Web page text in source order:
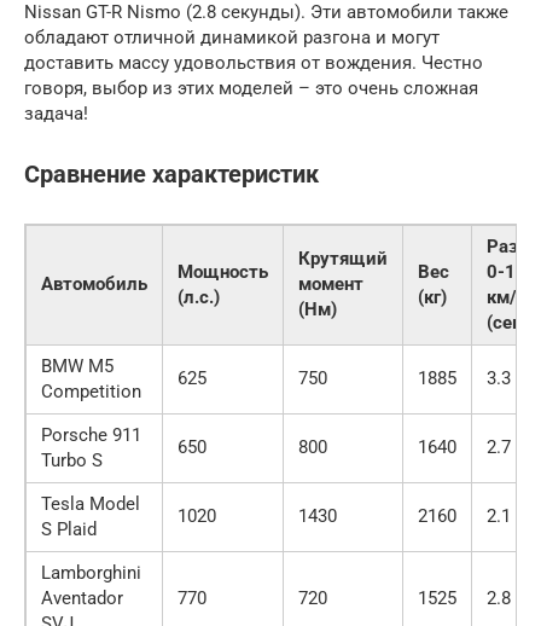
Nissan GT-R Nismo (2.8 секунды). Эти автомобили также
обладают отличной динамикой разгона и могут
доставить массу удовольствия от вождения. Честно
говоря, выбор из этих моделей – это очень сложная
задача!
Сравнение характеристик
Автомобиль
Мощность
(л.с.)
Крутящий
момент
(Нм)
Вес
(кг)
0-100
км/ч
(сек)
BMW M5
Competition
625 750 1885 3.3
Porsche 911
Turbo S
650 800 1640 2.7
Tesla Model
S Plaid
1020 1430 2160 2.1
Lamborghini
Aventador
770 720 1525 2.8